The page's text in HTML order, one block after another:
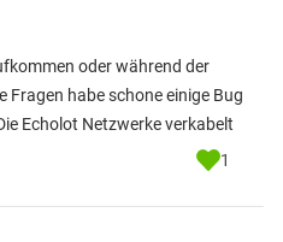
oder während der
Fragen habe schone einige Bug
Echolot Netzwerke verkabelt
1